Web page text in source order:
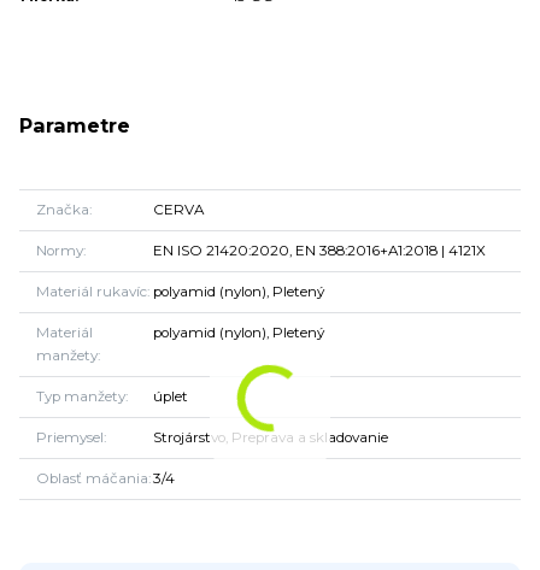
Parametre
Značka CERVA
Normy EN ISO 21420:2020, EN 388:2016+A1:2018 | 4121X
Materiál rukavíc polyamid (nylon), Pletený
Materiál
manžety
polyamid (nylon), Pletený
Typ manžety úplet
Priemysel Strojárstvo, Preprava a skladovanie
Oblasť máčania 3/4